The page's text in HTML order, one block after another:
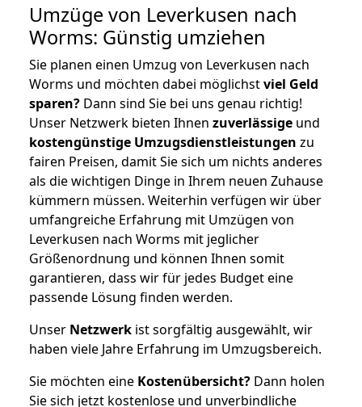
Umzüge von Leverkusen nach
Worms: Günstig umziehen
Sie planen einen Umzug von Leverkusen nach
Worms und möchten dabei möglichstviel Geld
sparen? Dann sind Sie bei uns genau richtig!
Unser Netzwerk bieten Ihnen zuverlässige und
kostengünstige Umzugsdienstleistungen zu
fairen Preisen, damit Sie sich um nichts anderes
als die wichtigen Dinge in Ihrem neuen Zuhause
kümmern müssen. Weiterhin verfügen wir über
umfangreiche Erfahrung mit Umzügen von
Leverkusen nach Worms mit jeglicher
Größenordnung und können Ihnen somit
garantieren, dass wir für jedes Budget eine
passende Lösung finden werden.
Unser Netzwerk ist sorgfältig ausgewählt, wir
haben viele Jahre Erfahrung im Umzugsbereich.
Sie möchten eine Kostenübersicht? Dann holen
Sie sich jetzt kostenlose und unverbindliche